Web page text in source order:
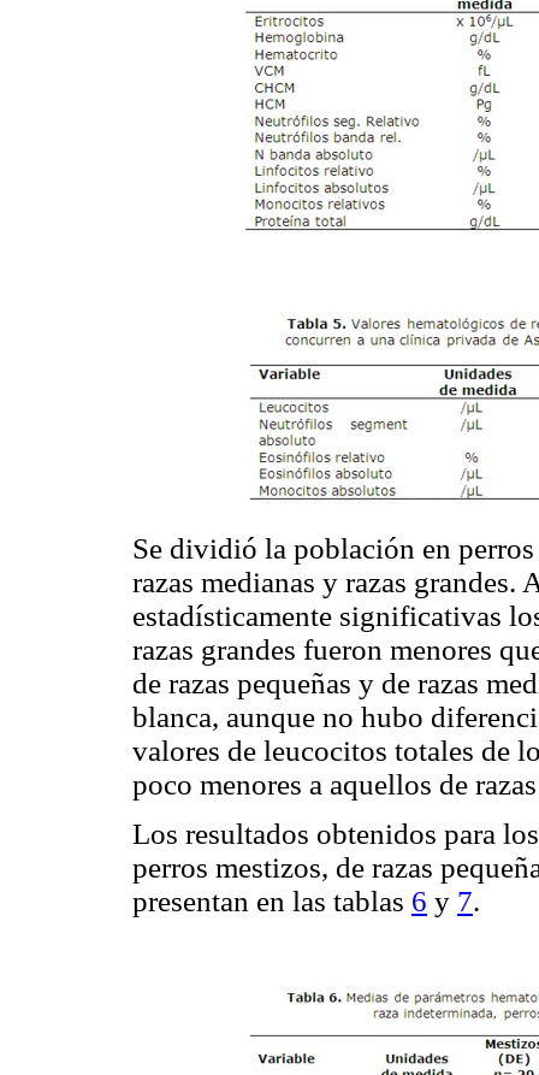
Se dividió la población en perros
razas medianas y razas
estadísticamente significativas
razas grandes fueron menores
de razas pequeñas y de razas
blanca, aunque no hubo
valores de leucocitos totales de
poco menores a aquellos de
Los resultados obtenidos para
perros mestizos, de razas
presentan en las tablas 6 y 7.